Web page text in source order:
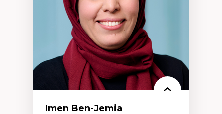
Imen Ben-Jemia